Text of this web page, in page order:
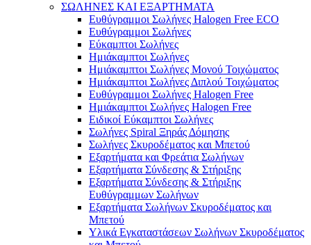
ΣΩΛΗΝΕΣ ΚΑΙ ΕΞΑΡΤΗΜΑΤΑ
Ευθύγραμμοι Σωλήνες Halogen Free ECO
Ευθύγραμμοι Σωλήνες
Εύκαμπτοι Σωλήνες
Ημιάκαμπτοι Σωλήνες
Ημιάκαμπτοι Σωλήνες Μονού Τοιχώματος
Ημιάκαμπτοι Σωλήνες Διπλού Τοιχώματος
Ευθύγραμμοι Σωλήνες Halogen Free
Ημιάκαμπτοι Σωλήνες Halogen Free
Ειδικοί Εύκαμπτοι Σωλήνες
Σωλήνες Spiral Ξηράς Δόμησης
Σωλήνες Σκυροδέματος και Μπετού
Εξαρτήματα και Φρεάτια Σωλήνων
Εξαρτήματα Σύνδεσης & Στήριξης
Εξαρτήματα Σύνδεσης & Στήριξης
Ευθύγραμμων Σωλήνων
Εξαρτήματα Σωλήνων Σκυροδέματος και
Μπετού
Υλικά Εγκαταστάσεων Σωλήνων Σκυροδέματος